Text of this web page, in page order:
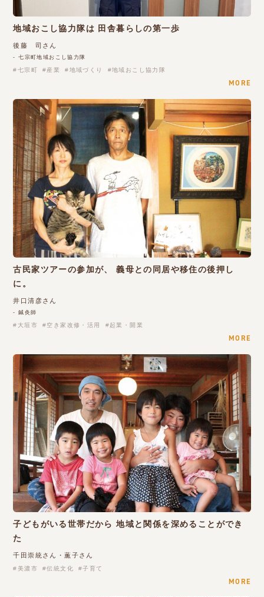
地域おこし協力隊は 田舎暮らしの第一歩
後藤 司さん
- 七宗町地域おこし協力隊
七宗町 産業 地域づくり 地域おこし協力隊
MORE
古民家ツアーの参加が、 義母との同居や移住の後押し
に。
井口清彦さん
- 鍼灸師
大垣市 空き家改修・活用 起業・開業
MORE
子どもがいる世帯だから 地域と関係を深めることができ
た
千田崇統さん・薫子さん
美濃市 伝統文化 子育て
MORE